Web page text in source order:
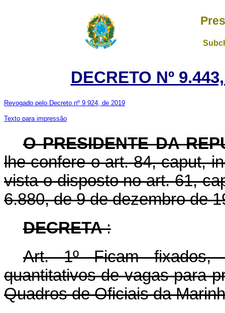
DECRETO Nº
Revogado pelo Decreto nº 9.924, de 2019
Texto para impressão
O PRESIDENTE DA
lhe confere o art. 84, caput,
vista o disposto no art. 61,
6.880, de 9 de dezembro de
DECRETA:
Art. 1º Ficam
quantitativos de vagas para
Quadros de Oficiais da